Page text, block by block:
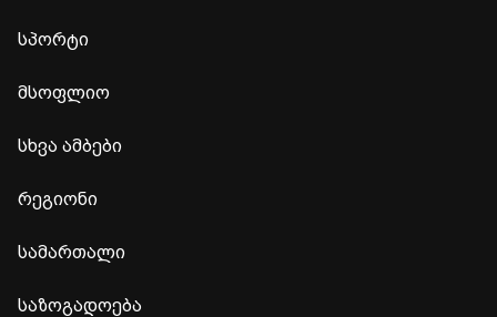
სპორტი
მსოფლიო
სხვა ამბები
რეგიონი
სამართალი
საზოგადოება